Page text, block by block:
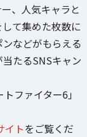
、人気キャラと
て集めた枚数に
などがもらえる
たるSNSキャン
ファイター6」
イトをご覧くだ